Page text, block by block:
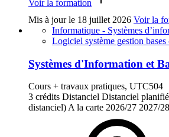
Voir la formation
Mis à jour le 18 juillet 2026 Voir la
Informatique - Systèmes
Logiciel système gestion bases
Systèmes d'Information et
Cours + travaux pratiques, UTC504
3 crédits Distanciel Distanciel planifié
distanciel)A la carte 2026/27 2027/28